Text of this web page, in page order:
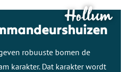
robuuste bomen de
karakter. Dat karakter wordt
Hollum